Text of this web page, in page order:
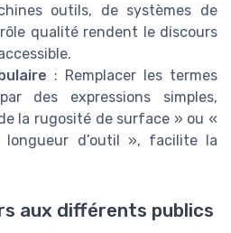
outils, de systèmes de
qualité rendent le discours
: Remplacer les termes
des expressions simples,
la rugosité de surface » ou «
longueur d’outil », facilite la
aux différents publics